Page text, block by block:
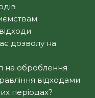
дозволу на
на оброблення
відходами
періодах?